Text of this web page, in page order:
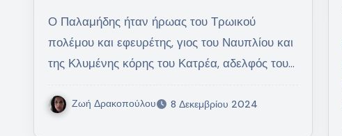
Ο Παλαμήδης ήταν ήρωας του Τρωικού
πολέμου και εφευρέτης, γιος του Ναυπλίου και
της Κλυμένης κόρης του Κατρέα, αδελφός του…
Ζωή Δρακοπούλου 8 Δεκεμβρίου 2024